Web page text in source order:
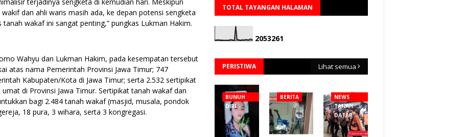
dan ahli waris masih ada, ke depan potensi sengketa
wakaf ini sangat penting,” pungkas Lukman Hakim.
Wahyu dan Lukman Hakim, pada kesempatan tersebut
atas nama Pemerintah Provinsi Jawa Timur; 747
Kabupaten/Kota di Jawa Timur; serta 2.532 sertipikat
di Provinsi Jawa Timur. Sertipikat tanah wakaf dan
bagi 2.484 tanah wakaf (masjid, musala, pondok
18 pura, 3 wihara, serta 3 kongregasi.
TOTAL TAYANGAN HALAMAN
2053261
PERISTIWA Lihat semua
BUNUH
DIRI
BERITA
NEWS
TANAH
DATAR